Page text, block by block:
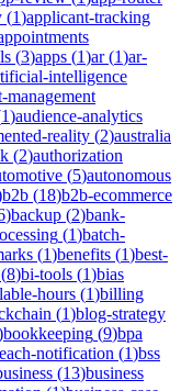
(1)applicant-tracking
(3)apps (1)ar(1)ar-
intelligence
management
1)audience-analytics
reality (2)australia
(2)authorization
(5)autonomous
b2b (18)b2b-ecommerce
)backup (2)bank-
(1)batch-
(1)benefits (1)best-
(8)bi-tools (1)bias
hours (1)billing
(1)blog-strategy
bookkeeping (9)bpa
notification (1)bss
(13)business